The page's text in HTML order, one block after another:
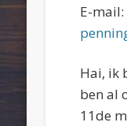
E-mail:
Hai, ik
ben al
11de